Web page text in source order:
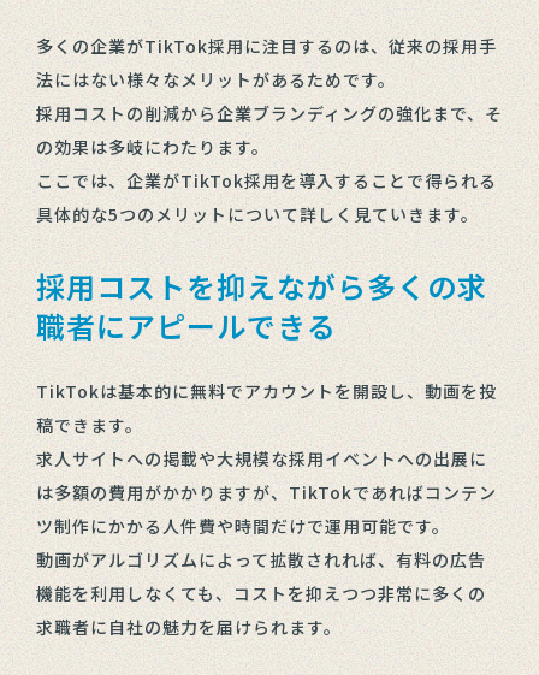
多くの企業がTikTok採用に注目するのは、従来の採用手
法にはない様々なメリットがあるためです。
採用コストの削減から企業ブランディングの強化まで、そ
の効果は多岐にわたります。
ここでは、企業がTikTok採用を導入することで得られる
具体的な5つのメリットについて詳しく見ていきます。
採用コストを抑えながら多くの求
職者にアピールできる
TikTokは基本的に無料でアカウントを開設し、動画を投
稿できます。
求人サイトへの掲載や大規模な採用イベントへの出展に
は多額の費用がかかりますが、TikTokであればコンテン
ツ制作にかかる人件費や時間だけで運用可能です。
動画がアルゴリズムによって拡散されれば、有料の広告
機能を利用しなくても、コストを抑えつつ非常に多くの
求職者に自社の魅力を届けられます。